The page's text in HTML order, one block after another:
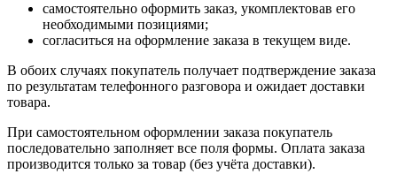
самостоятельно оформить заказ, укомплектовав его
необходимыми позициями;
согласиться на оформление заказа в текущем виде.
В обоих случаях покупатель получает подтверждение заказа
по результатам телефонного разговора и ожидает доставки
товара.
При самостоятельном оформлении заказа покупатель
последовательно заполняет все поля формы. Оплата заказа
производится только за товар (без учёта доставки).